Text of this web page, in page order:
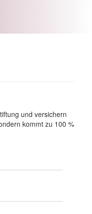
und versichern
kommt zu 100 %